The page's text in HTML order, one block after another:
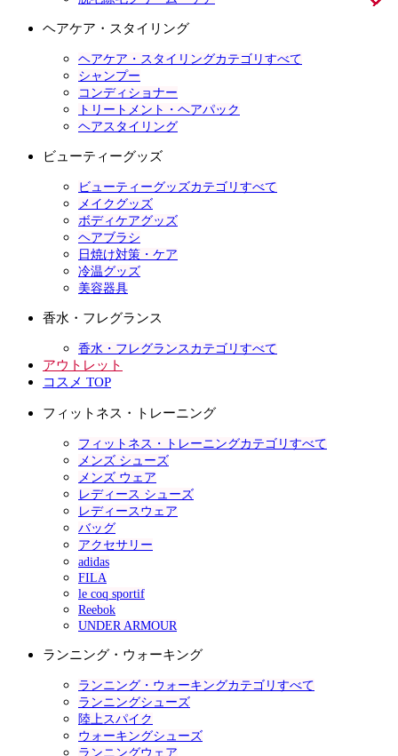
ヘアケア・スタイリング
ヘアケア・スタイリングカテゴリすべて
シャンプー
コンディショナー
トリートメント・ヘアパック
ヘアスタイリング
ビューティーグッズ
ビューティーグッズカテゴリすべて
メイクグッズ
ボディケアグッズ
ヘアブラシ
日焼け対策・ケア
冷温グッズ
美容器具
香水・フレグランス
香水・フレグランスカテゴリすべて
アウトレット
コスメ TOP
フィットネス・トレーニング
フィットネス・トレーニングカテゴリすべて
メンズ シューズ
メンズ ウェア
レディース シューズ
レディースウェア
バッグ
アクセサリー
adidas
FILA
le coq sportif
Reebok
UNDER ARMOUR
ランニング・ウォーキング
ランニング・ウォーキングカテゴリすべて
ランニングシューズ
陸上スパイク
ウォーキングシューズ
ランニングウェア